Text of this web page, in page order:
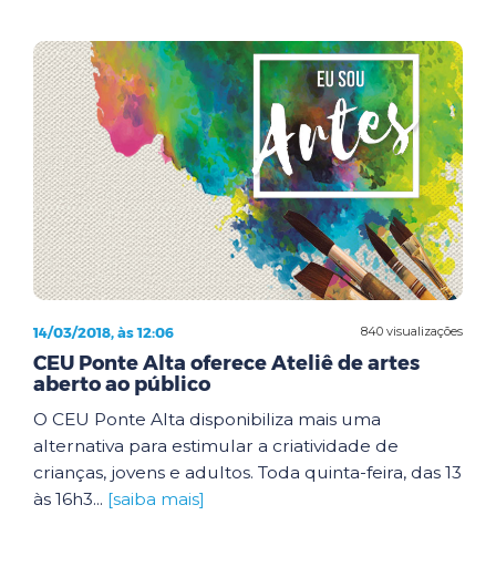
840 visualizações
14/03/2018, às 12:06
CEU Ponte Alta oferece Ateliê de artes
aberto ao público
O CEU Ponte Alta disponibiliza mais uma
alternativa para estimular a criatividade de
crianças, jovens e adultos. Toda quinta-feira, das 13
às 16h3... [saiba mais]